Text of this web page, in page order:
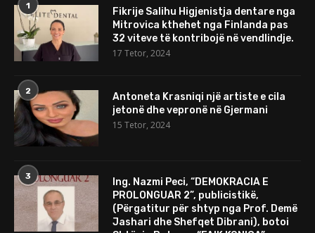
1
Fikrije Salihu Higjenistja dentare nga
Mitrovica kthehet nga Finlanda pas
32 viteve të kontribojë në vendlindje.
17 Tetor, 2024
2
Antoneta Krasniqi një artiste e cila
jetonë dhe vepronë në Gjermani
15 Tetor, 2024
3
Ing. Nazmi Peci, “DEMOKRACIA E
PROLONGUAR 2”, publicistikë,
(Përgatitur për shtyp nga Prof. Demë
Jashari dhe Shefqet Dibrani), botoi